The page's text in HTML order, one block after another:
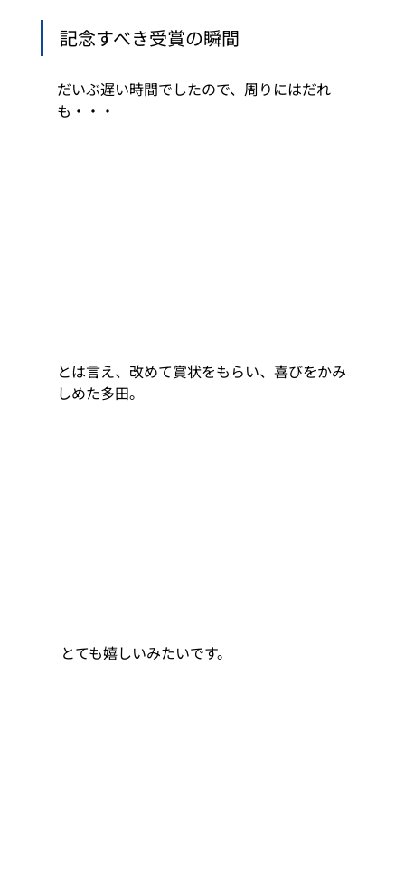
記念すべき受賞の瞬間
だいぶ遅い時間でしたので、周りにはだれ
も・・・
とは言え、改めて賞状をもらい、喜びをかみ
しめた多田。
とても嬉しいみたいです。